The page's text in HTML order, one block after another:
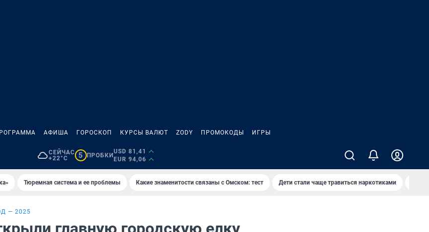
АФИША ГОРОСКОП КУРСЫ ВАЛЮТ ZODY ПРОМОКОДЫ ИГРЫ
СЕЙЧАС
+22°C
5 ПРОБКИ
USD 81,41
EUR 94,06
Тюремная система и ее проблемы Какие знаменитости связаны с Омском: тест Дети стали чаще травиться наркотиками
— 2025